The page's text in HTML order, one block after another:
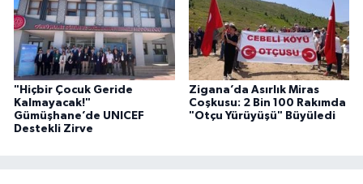
"Hiçbir Çocuk Geride
Kalmayacak!"
Gümüşhane’de UNICEF
Destekli Zirve
Zigana’da Asırlık Miras
Coşkusu: 2 Bin 100 Rakımda
"Otçu Yürüyüşü" Büyüledi